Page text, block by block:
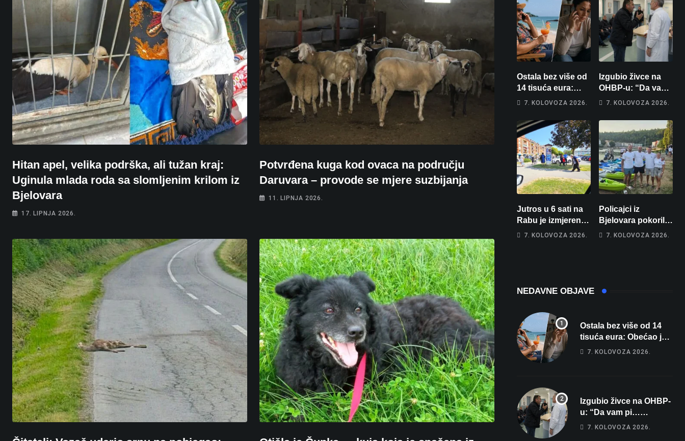
Hitan apel, velika podrška, ali tužan kraj:
Uginula mlada roda sa slomljenim krilom iz
Bjelovara
17. LIPNJA 2026.
Potvrđena kuga kod ovaca na području
Daruvara – provode se mjere suzbijanja
11. LIPNJA 2026.
Ostala bez više od
14 tisuća eura:
Obećao joj auto za
zatim izmišljao
opravdanja
7. KOLOVOZA 2026.
Izgubio živce na
OHBP-u: “Da vam
pi… materina!”
vrijeđao i vikao na
djelatnike
7. KOLOVOZA 2026.
Jutros u 6 sati na
Rabu je izmjereno
31, u Bjelovaru
7. KOLOVOZA 2026.
Policajci iz
Bjelovara pokorili
Zrmanju!
kupu POSKOK 3
7. KOLOVOZA 2026.
NEDAVNE OBJAVE
Ostala bez više od 14
tisuća eura: Obećao joj
auto za tjedan dana, a
7. KOLOVOZA 2026.
Izgubio živce na OHBP-
u: “Da vam pi…
materina!” Zbog člana
7. KOLOVOZA 2026.